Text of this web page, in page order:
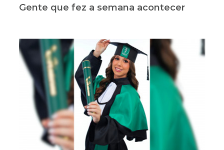
Gente que fez a semana acontecer